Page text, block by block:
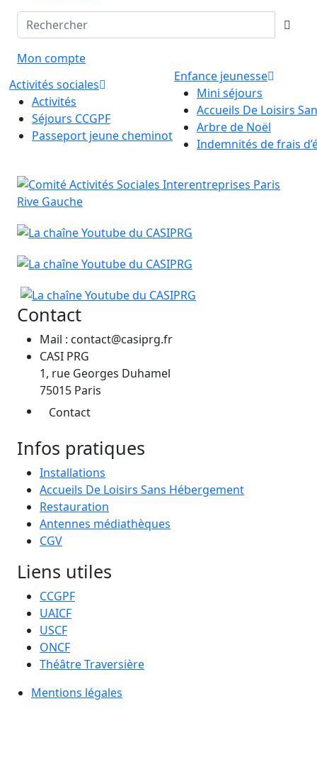
Mon compte
Activités sociales
Activités
Séjours CCGPF
Passeport jeune cheminot
Enfance jeunesse
Mini séjours
Accueils De Loisirs
Arbre de Noël
Indemnités de frais
Contact
Mail : contact@casiprg.fr
CASI PRG
1, rue Georges Duhamel
75015 Paris
Contact
Infos pratiques
Installations
Accueils De Loisirs Sans Hébergement
Restauration
Antennes médiathèques
CGV
Liens utiles
CCGPF
UAICF
USCF
ONCF
Théâtre Traversière
Mentions légales